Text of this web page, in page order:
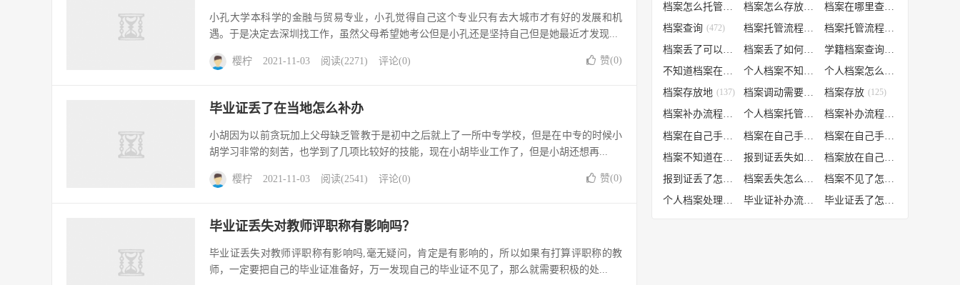
小孔大学本科学的金融与贸易专业，小孔觉得自己这个专业只有去大城市才有好的发展和机
遇。于是决定去深圳找工作，虽然父母希望她考公但是小孔还是坚持自己但是她最近才发现...
樱柠 2021-11-03 阅读(2271) 评论(0) 赞(0)
毕业证丢了在当地怎么补办
小胡因为以前贪玩加上父母缺乏管教于是初中之后就上了一所中专学校，但是在中专的时候小
胡学习非常的刻苦，也学到了几项比较好的技能，现在小胡毕业工作了，但是小胡还想再...
樱柠 2021-11-03 阅读(2541) 评论(0) 赞(0)
毕业证丢失对教师评职称有影响吗？
毕业证丢失对教师评职称有影响吗,毫无疑问，肯定是有影响的，所以如果有打算评职称的教
师，一定要把自己的毕业证准备好，万一发现自己的毕业证不见了，那么就需要积极的处...
(807) 档案怎么存放到人才市场 (535) 档案在哪里查询
档案查询 (472) 档案托管流程 (454) 档案托管流程
(371) 档案丢了如何补办 (301) 学籍档案查询
不知道档案在哪里 (240) 个人档案不知道在哪儿 (191) 个人档案怎么调动
档案存放地 (137) 档案调动需要什么手续 (130)
档案存放 (125)
档案补办流程(106) 个人档案托管办理流程 (102) 档案补办流程
(85) 档案在自己手里 (66) 档案在自己手里怎么处理
(62) (54) 档案放在自己手上
(52) (51)
个人档案处理方法 (38) 毕业证补办流程 (36) 毕业证丢了怎么办